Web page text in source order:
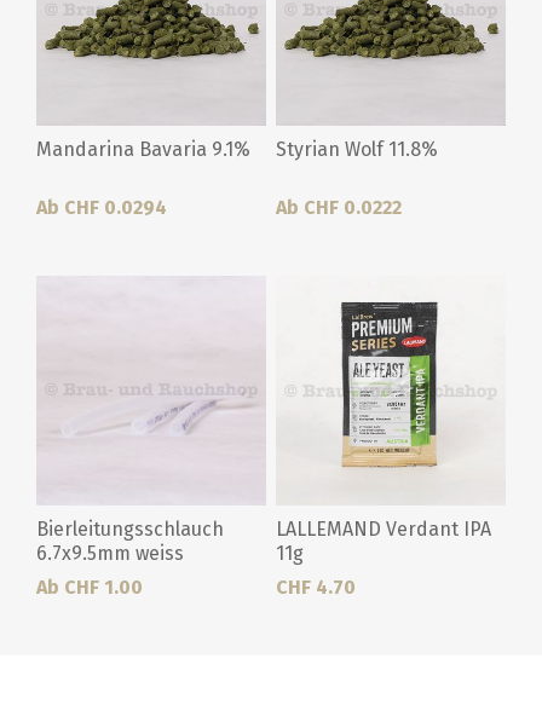
Mandarina Bavaria 9.1%
Ab CHF 0.0294
Styrian Wolf 11.8%
Ab CHF 0.0222
Bierleitungsschlauch
6.7x9.5mm weiss
Ab CHF 1.00
LALLEMAND Verdant IPA
11g
CHF 4.70